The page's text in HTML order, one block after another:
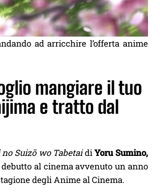
ad arricchire l’offerta anime
mangiare il tuo
e tratto dal
Suizō wo TabetaidiYoru Sumino,
al cinema avvenuto un anno
degli Anime al Cinema.